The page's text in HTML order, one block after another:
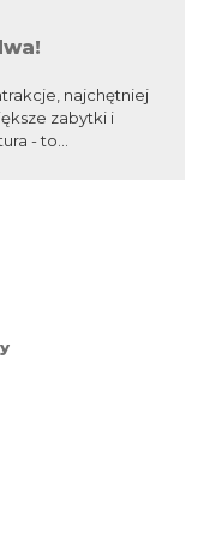
najchętniej
zabytki i
- to...